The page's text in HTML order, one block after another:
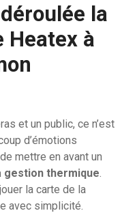
la
Heatex à
et un public, ce n’est
d’émotions
mettre en avant un
gestion thermique
la carte de la
avec simplicité.